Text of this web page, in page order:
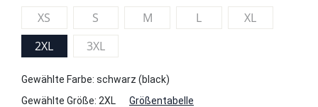
XS S M L
XL
2XL
3XL
Gewählte Farbe: schwarz (black)
Gewählte Größe: 2XL Größentabelle